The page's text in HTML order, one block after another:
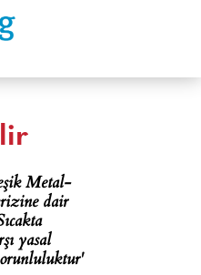
Metal-
dair
yasal